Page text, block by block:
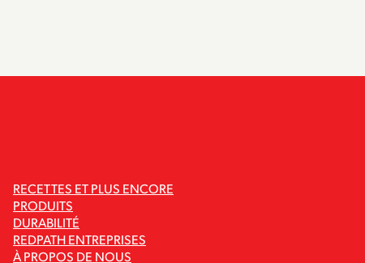
RECETTES ET PLUS ENCORE
PRODUITS
DURABILITÉ
REDPATH ENTREPRISES
À PROPOS DE NOUS